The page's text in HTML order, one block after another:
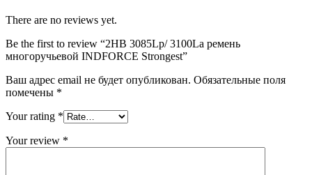
There are no reviews yet.
Be the first to review “2HB 3085Lp/ 3100La ремень
многоручьевой INDFORCE Strongest”
Ваш адрес email не будет опубликован. Обязательные поля
помечены *
Your rating *
Your review *